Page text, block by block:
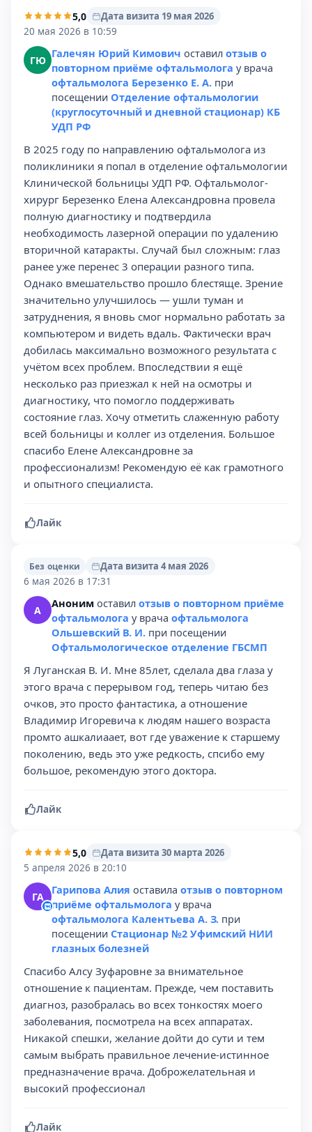
5,0
Дата визита 19 мая 2026
20 мая 2026 в 10:59
ГЮ Галечян Юрий Кимович оставил отзыв о
повторном приёме офтальмолога у врача
офтальмолога Березенко Е. А. при
посещении Отделение офтальмологии
(круглосуточный и дневной стационар) КБ
УДП РФ
В 2025 году по направлению офтальмолога из
поликлиники я попал в отделение офтальмологии
Клинической больницы УДП РФ. Офтальмолог-
хирург Березенко Елена Александровна провела
полную диагностику и подтвердила
необходимость лазерной операции по удалению
вторичной катаракты. Случай был сложным: глаз
ранее уже перенес 3 операции разного типа.
Однако вмешательство прошло блестяще. Зрение
значительно улучшилось — ушли туман и
затруднения, я вновь смог нормально работать за
компьютером и видеть вдаль. Фактически врач
добилась максимально возможного результата с
учётом всех проблем. Впоследствии я ещё
несколько раз приезжал к ней на осмотры и
диагностику, что помогло поддерживать
состояние глаз. Хочу отметить слаженную работу
всей больницы и коллег из отделения. Большое
спасибо Елене Александровне за
профессионализм! Рекомендую её как грамотного
и опытного специалиста.
Лайк
Без оценки
Дата визита 4 мая 2026
6 мая 2026 в 17:31
А Аноним оставил отзыв о повторном приёме
офтальмолога у врача офтальмолога
Ольшевский В. И. при посещении
Офтальмологическое отделение ГБСМП
Я Луганская В. И. Мне 85лет, сделала два глаза у
этого врача с перерывом год, теперь читаю без
очков, это просто фантастика, а отношение
Владимир Игоревича к людям нашего возраста
промто ашкалиаает, вот где уважение к старшему
поколению, ведь это уже редкость, спсибо ему
большое, рекомендую этого доктора.
Лайк
5,0
Дата визита 30 марта 2026
5 апреля 2026 в 20:10
ГА Гарипова Алия оставила отзыв о повторном
приёме офтальмолога у врача
офтальмолога Калентьева А. З. при
посещении Стационар №2 Уфимский НИИ
глазных болезней
Спасибо Алсу Зуфаровне за внимательное
отношение к пациентам. Прежде, чем поставить
диагноз, разобралась во всех тонкостях моего
заболевания, посмотрела на всех аппаратах.
Никакой спешки, желание дойти до сути и тем
самым выбрать правильное лечение-истинное
предназначение врача. Доброжелательная и
высокий профессионал
Лайк